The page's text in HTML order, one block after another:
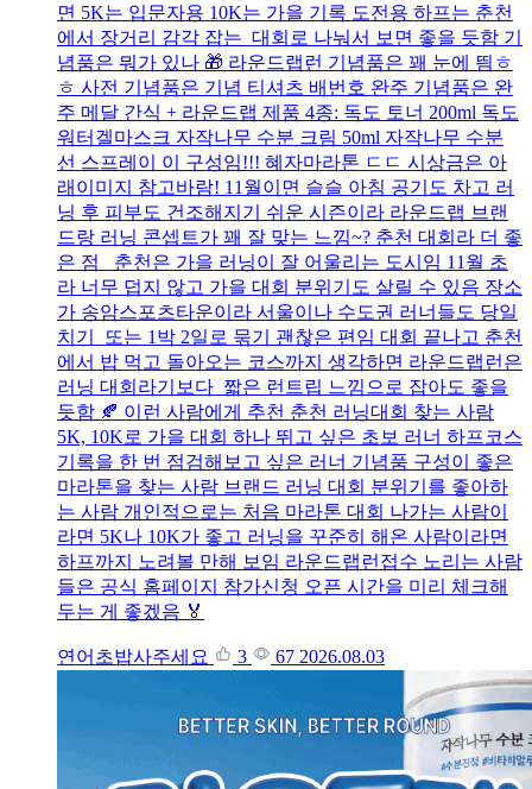
면 5K는 입문자용 10K는 가을 기록 도전용 하프는 춘천
에서 장거리 감각 잡는 대회로 나눠서 보면 좋을 듯함 기
념품은 뭐가 있나 🎁 라운드랩런 기념품은 꽤 눈에 띔ㅎ
ㅎ 사전 기념품은 기념 티셔츠 배번호 완주 기념품은 완
주 메달 간식 + 라운드랩 제품 4종: 독도 토너 200ml 독도
워터겔마스크 자작나무 수분 크림 50ml 자작나무 수분
선 스프레이 이 구성임!!! 혜자마라톤 ㄷㄷ 시상금은 아
래이미지 참고바람! 11월이면 슬슬 아침 공기도 차고 러
닝 후 피부도 건조해지기 쉬운 시즌이라 라운드랩 브랜
드랑 러닝 콘셉트가 꽤 잘 맞는 느낌~? 춘천 대회라 더 좋
은 점 춘천은 가을 러닝이 잘 어울리는 도시임 11월 초
라 너무 덥지 않고 가을 대회 분위기도 살릴 수 있음 장소
가 송암스포츠타운이라 서울이나 수도권 러너들도 당일
치기 또는 1박 2일로 묶기 괜찮은 편임 대회 끝나고 춘천
에서 밥 먹고 돌아오는 코스까지 생각하면 라운드랩런은
러닝 대회라기보다 짧은 런트립 느낌으로 잡아도 좋을
듯함 🍂 이런 사람에게 추천 춘천 러닝대회 찾는 사람
5K, 10K로 가을 대회 하나 뛰고 싶은 초보 러너 하프코스
기록을 한 번 점검해보고 싶은 러너 기념품 구성이 좋은
마라톤을 찾는 사람 브랜드 러닝 대회 분위기를 좋아하
는 사람 개인적으로는 처음 마라톤 대회 나가는 사람이
라면 5K나 10K가 좋고 러닝을 꾸준히 해온 사람이라면
하프까지 노려볼 만해 보임 라운드랩런접수 노리는 사람
들은 공식 홈페이지 참가신청 오픈 시간을 미리 체크해
두는 게 좋겠음 🏅
연어초밥사주세요 3 67 2026.08.03